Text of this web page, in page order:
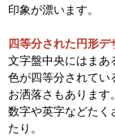
印象が漂います。
四等分された円形
文字盤中央にはまあ
色が四等分されてい
お洒落さもあります。
数字や英字などたく
たり。